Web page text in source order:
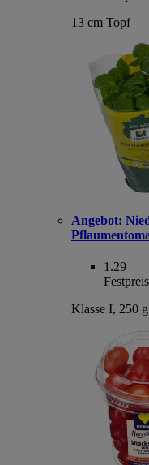
13 cm Topf
Angebot:
1.29
Klasse I, 250